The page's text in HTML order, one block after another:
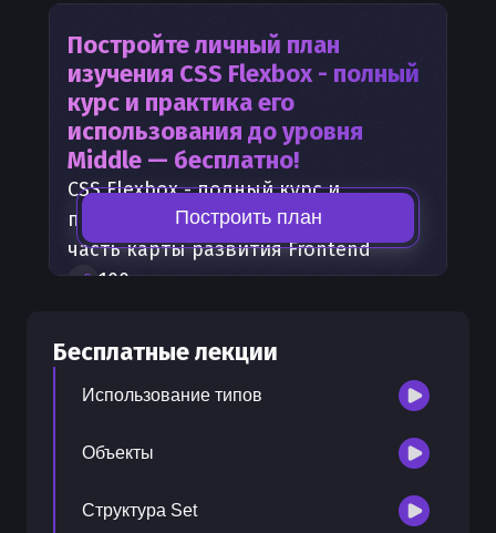
Постройте личный план
изучения CSS Flexbox - полный
курс и практика его
использования до уровня
Middle — бесплатно!
CSS Flexbox - полный курс и
практика его использования
часть карты развития Frontend
100+шагов развития
300 бонусных рублей
Построить план
Бесплатные лекции
Использование типов
Объекты
Структура Set